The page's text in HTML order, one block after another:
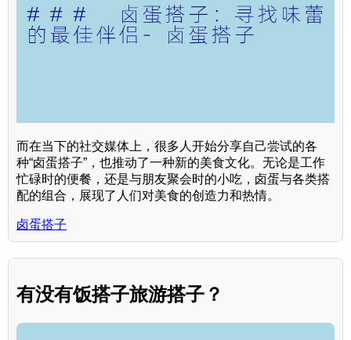
而在当下的社交媒体上，很多人开始分享自己尝试的各
种“卤蛋搭子”，也推动了一种新的美食文化。无论是工作
忙碌时的便餐，还是与朋友聚会时的小吃，卤蛋与各类搭
配的组合，展现了人们对美食的创造力和热情。
卤蛋搭子
有没有饭搭子旅游搭子？